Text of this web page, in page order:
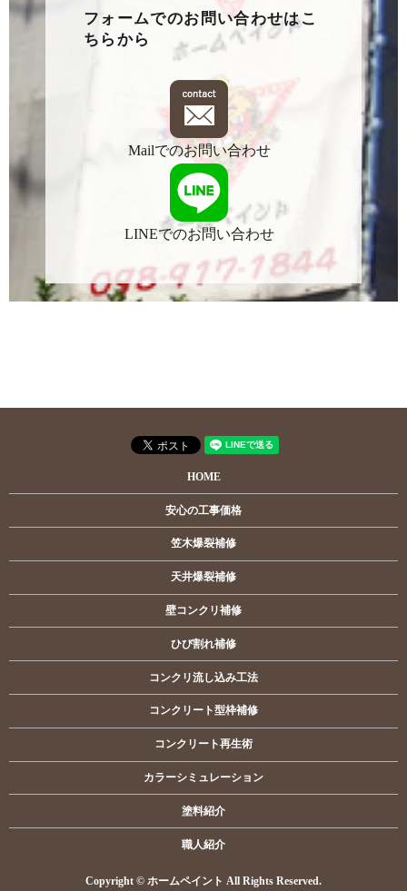
フォームでのお問い合わせはこ
ちらから
Mailでのお問い合わせ
LINEでのお問い合わせ
HOME
安心の工事価格
笠木爆裂補修
天井爆裂補修
壁コンクリ補修
ひび割れ補修
コンクリ流し込み工法
コンクリート型枠補修
コンクリート再生術
カラーシミュレーション
塗料紹介
職人紹介
Copyright © ホームペイント All Rights Reserved.